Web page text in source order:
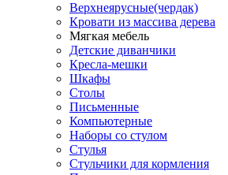
Верхнеярусные(чердак)
Кровати из массива дерева
Мягкая мебель
Детские диванчики
Кресла-мешки
Шкафы
Столы
Письменные
Компьютерные
Наборы со стулом
Стулья
Стульчики для кормления